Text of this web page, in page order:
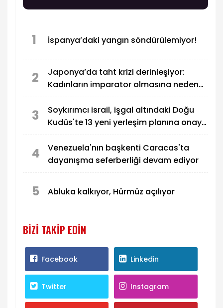
1 İspanya’daki yangın söndürülemiyor!
2
Japonya’da taht krizi derinleşiyor:
Kadınların imparator olmasına neden
3
Soykırımcı israil, işgal altındaki Doğu
Kudüs'te 13 yeni yerleşim planına onay
4
Venezuela'nın başkenti Caracas'ta
dayanışma seferberliği devam ediyor
5 Abluka kalkıyor, Hürmüz açılıyor
BIZI TAKIP EDIN
Facebook Linkedin
Twitter Instagram